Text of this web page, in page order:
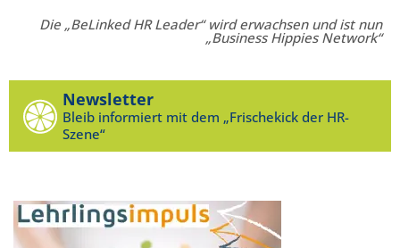
Die „BeLinked HR Leader“ wird erwachsen und ist nun
„Business Hippies Network“
Newsletter
Bleib informiert mit dem „Frischekick der HR-
Szene“